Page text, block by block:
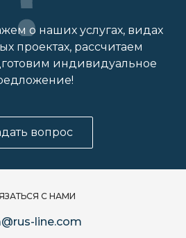
о наших услугах, видах
проектах, рассчитаем
индивидуальное
вопрос
С НАМИ
line.com